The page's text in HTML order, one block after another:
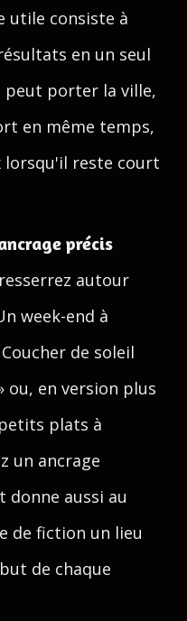
utile consiste à
en un seul
porter la ville,
en même temps,
lorsqu'il reste court
précis
autour
week-end à
de soleil
ou, en version plus
plats à
un ancrage
donne aussi au
de fiction un lieu
de chaque